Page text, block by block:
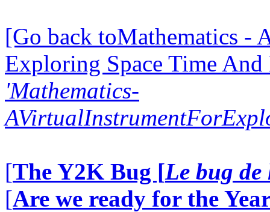
[Go back toMathematics -
Exploring Space Time
'Mathematics-
[The Y2K Bug [Le bug
[Are we ready for the